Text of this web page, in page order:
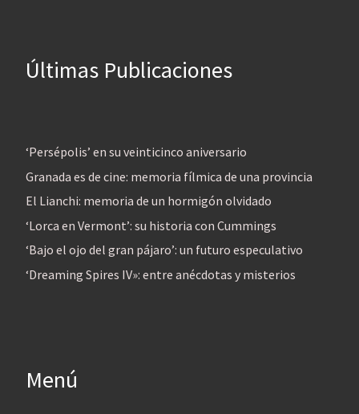
Últimas Publicaciones
‘Persépolis’ en su veinticinco aniversario
Granada es de cine: memoria fílmica de una provincia
El Lianchi: memoria de un hormigón olvidado
‘Lorca en Vermont’: su historia con Cummings
‘Bajo el ojo del gran pájaro’: un futuro especulativo
‘Dreaming Spires IV»: entre anécdotas y misterios
Menú